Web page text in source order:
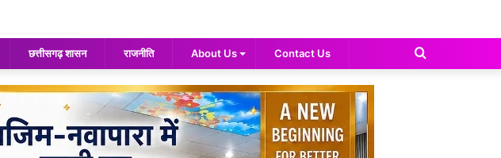
छत्तीसगढ़ शासन राजनीति About Us Contact Us
Search